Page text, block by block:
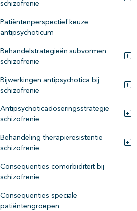
schizofrenie
Patiëntenperspectief keuze
antipsychoticum
Behandelstrategieën subvormen
schizofrenie
Bijwerkingen antipsychotica bij
schizofrenie
Antipsychoticadoseringsstrategie
schizofrenie
Behandeling therapieresistentie
schizofrenie
Consequenties comorbiditeit bij
schizofrenie
Consequenties speciale
patiëntengroepen